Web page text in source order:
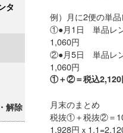
タ
解除
例）月に2便の単
①●月1日 単品レ
1,060円
②●月5日 単品レ
1,060円
①＋②＝税込2,120
月末のまとめ
税抜①＋税抜②＝
1,928円ｘ